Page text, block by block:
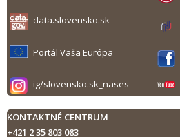
data.slovensko.sk
Portál Vaša Európa
ig/slovensko.sk_nases
KONTAKTNÉ CENTRUM
+421 2 35 803 083